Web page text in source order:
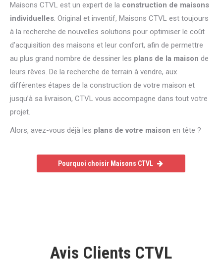
Maisons CTVL est un expert de la construction de maisons
individuelles. Original et inventif, Maisons CTVL est toujours
à la recherche de nouvelles solutions pour optimiser le coût
d’acquisition des maisons et leur confort, afin de permettre
au plus grand nombre de dessiner les plans de la maison de
leurs rêves. De la recherche de terrain à vendre, aux
différentes étapes de la construction de votre maison et
jusqu’à sa livraison, CTVL vous accompagne dans tout votre
projet.
Alors, avez-vous déjà les plans de votre maison en tête ?
Pourquoi choisir Maisons CTVL
Avis Clients CTVL